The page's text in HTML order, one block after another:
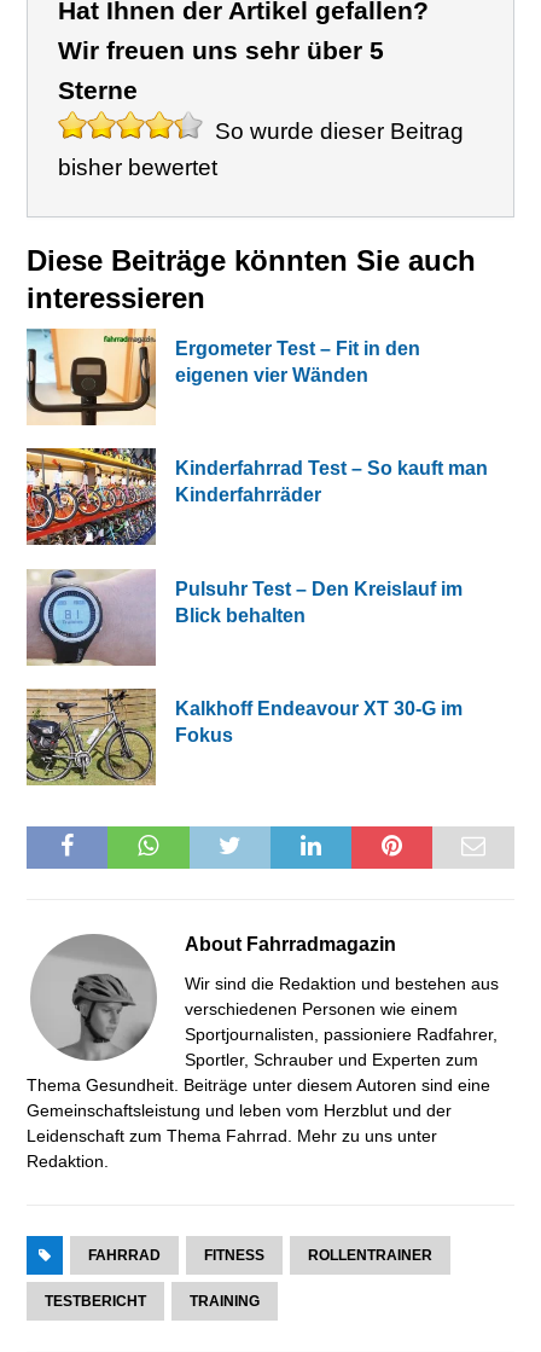
Hat Ihnen der Artikel gefallen?
Wir freuen uns sehr über 5
Sterne
So wurde dieser Beitrag
bisher bewertet
Diese Beiträge könnten Sie auch
interessieren
Ergometer Test – Fit in den
eigenen vier Wänden
Kinderfahrrad Test – So kauft man
Kinderfahrräder
Pulsuhr Test – Den Kreislauf im
Blick behalten
Kalkhoff Endeavour XT 30-G im
Fokus
About Fahrradmagazin
Wir sind die Redaktion und bestehen aus
verschiedenen Personen wie einem
Sportjournalisten, passioniere Radfahrer,
Sportler, Schrauber und Experten zum
Thema Gesundheit. Beiträge unter diesem Autoren sind eine
Gemeinschaftsleistung und leben vom Herzblut und der
Leidenschaft zum Thema Fahrrad. Mehr zu uns unter
Redaktion
FAHRRAD FITNESS ROLLENTRAINER
TESTBERICHT TRAINING